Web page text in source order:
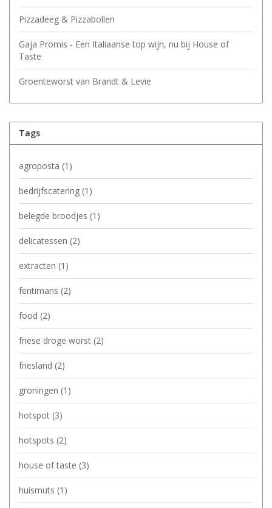
Pizzadeeg & Pizzabollen
Gaja Promis - Een Italiaanse top wijn, nu bij House of
Taste
Groenteworst van Brandt & Levie
Tags
agroposta (1)
bedrijfscatering (1)
belegde broodjes (1)
delicatessen (2)
extracten (1)
fentimans (2)
food (2)
friese droge worst (2)
friesland (2)
groningen (1)
hotspot (3)
hotspots (2)
house of taste (3)
huismuts (1)